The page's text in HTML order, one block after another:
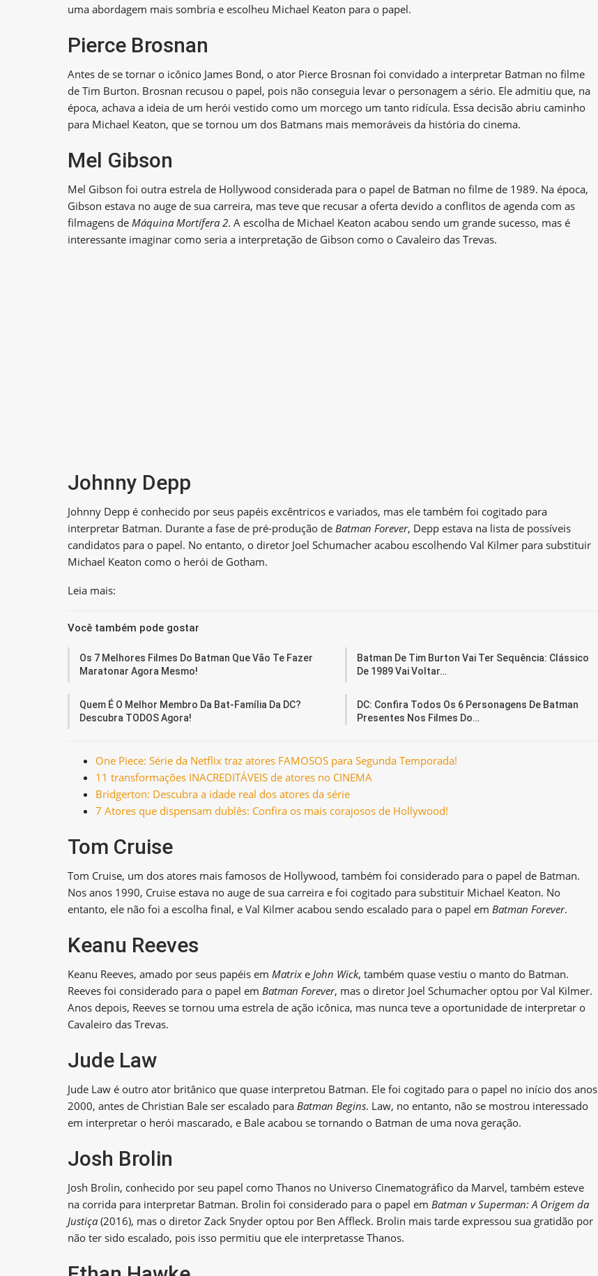
uma abordagem mais sombria e escolheu Michael Keaton para o papel.
Pierce Brosnan
Antes de se tornar o icônico James Bond, o ator Pierce Brosnan foi convidado a interpretar Batman no filme
de Tim Burton. Brosnan recusou o papel, pois não conseguia levar o personagem a sério. Ele admitiu que, na
época, achava a ideia de um herói vestido como um morcego um tanto ridícula. Essa decisão abriu caminho
para Michael Keaton, que se tornou um dos Batmans mais memoráveis da história do cinema.
Mel Gibson
Mel Gibson foi outra estrela de Hollywood considerada para o papel de Batman no filme de 1989. Na época,
Gibson estava no auge de sua carreira, mas teve que recusar a oferta devido a conflitos de agenda com as
filmagens de Máquina Mortífera 2. A escolha de Michael Keaton acabou sendo um grande sucesso, mas é
interessante imaginar como seria a interpretação de Gibson como o Cavaleiro das Trevas.
Johnny Depp
Johnny Depp é conhecido por seus papéis excêntricos e variados, mas ele também foi cogitado para
interpretar Batman. Durante a fase de pré-produção de Batman Forever, Depp estava na lista de possíveis
candidatos para o papel. No entanto, o diretor Joel Schumacher acabou escolhendo Val Kilmer para substituir
Michael Keaton como o herói de Gotham.
Leia mais:
Você também pode gostar
Os 7 Melhores Filmes Do Batman Que Vão Te Fazer
Maratonar Agora Mesmo!
Batman De Tim Burton Vai Ter Sequência: Clássico
De 1989 Vai Voltar…
Quem É O Melhor Membro Da Bat-Família Da DC?
Descubra TODOS Agora!
DC: Confira Todos Os 6 Personagens De Batman
Presentes Nos Filmes Do…
One Piece: Série da Netflix traz atores FAMOSOS para Segunda Temporada!
11 transformações INACREDITÁVEIS de atores no CINEMA
Bridgerton: Descubra a idade real dos atores da série
7 Atores que dispensam dublês: Confira os mais corajosos de Hollywood!
Tom Cruise
Tom Cruise, um dos atores mais famosos de Hollywood, também foi considerado para o papel de Batman.
Nos anos 1990, Cruise estava no auge de sua carreira e foi cogitado para substituir Michael Keaton. No
entanto, ele não foi a escolha final, e Val Kilmer acabou sendo escalado para o papel em Batman Forever.
Keanu Reeves
Keanu Reeves, amado por seus papéis em Matrixe John Wick, também quase vestiu o manto do Batman.
Reeves foi considerado para o papel em Batman Forever, mas o diretor Joel Schumacher optou por Val Kilmer.
Anos depois, Reeves se tornou uma estrela de ação icônica, mas nunca teve a oportunidade de interpretar o
Cavaleiro das Trevas.
Jude Law
Jude Law é outro ator britânico que quase interpretou Batman. Ele foi cogitado para o papel no início dos anos
2000, antes de Christian Bale ser escalado para Batman Begins. Law, no entanto, não se mostrou interessado
em interpretar o herói mascarado, e Bale acabou se tornando o Batman de uma nova geração.
Josh Brolin
Josh Brolin, conhecido por seu papel como Thanos no Universo Cinematográfico da Marvel, também esteve
na corrida para interpretar Batman. Brolin foi considerado para o papel em Batman v Superman: A Origem da
Justiça (2016), mas o diretor Zack Snyder optou por Ben Affleck. Brolin mais tarde expressou sua gratidão por
não ter sido escalado, pois isso permitiu que ele interpretasse Thanos.